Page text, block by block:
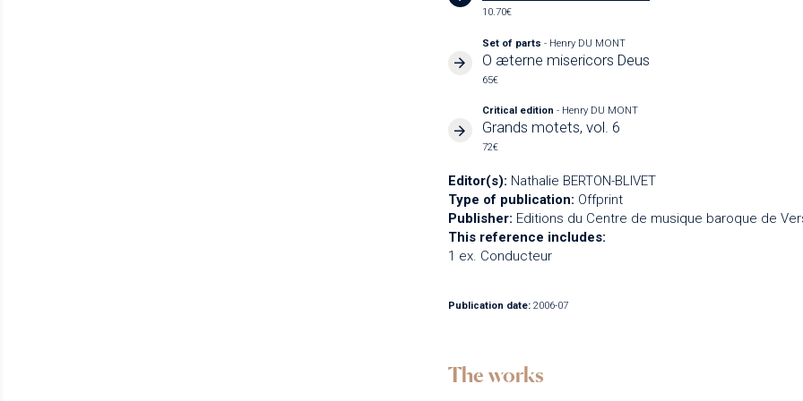
10.70€
Set of parts- Henry DU MONT
O æterne misericors Deus
65€
Critical edition- Henry DU MONT
Grands motets, vol. 6
72€
Editor(s): Nathalie BERTON-BLIVET
Type of publication: Offprint
Publisher: Editions du Centre de musique baroque de
This reference includes:
1 ex. Conducteur
Publication date: 2006-07
The works